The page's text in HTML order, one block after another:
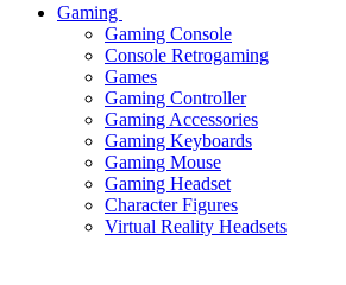
Gaming
Gaming Console
Console Retrogaming
Games
Gaming Controller
Gaming Accessories
Gaming Keyboards
Gaming Mouse
Gaming Headset
Character Figures
Virtual Reality Headsets